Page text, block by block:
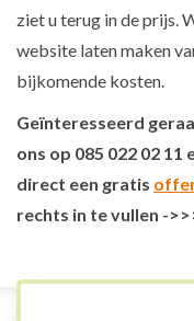
ziet u terug in de prijs.
website laten maken
bijkomende kosten.
Geïnteresseerd
ons op 085 022 02 11
direct een gratis
rechts in te vullen -